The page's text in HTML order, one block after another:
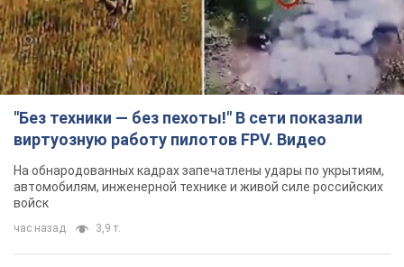
"Без техники — без пехоты!" В сети показали
виртуозную работу пилотов FPV. Видео
На обнародованных кадрах запечатлены удары по укрытиям,
автомобилям, инженерной технике и живой силе российских
войск
час назад 3,9 т.